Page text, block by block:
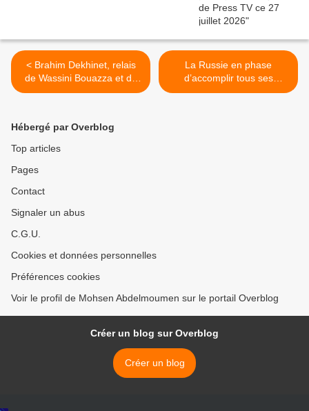
< Brahim Dekhinet, relais
de Wassini Bouazza et du
Makhzen marocain à l’APN
La Russie en phase
d’accomplir tous ses
objectifs en Ukraine >
Hébergé par Overblog
Top articles
Pages
Contact
Signaler un abus
C.G.U.
Cookies et données personnelles
Préférences cookies
Voir le profil de Mohsen Abdelmoumen sur le portail Overblog
Créer un blog sur Overblog
Créer un blog